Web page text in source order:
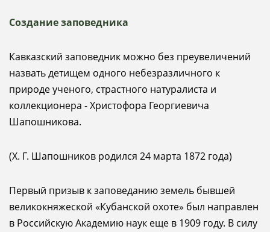
Создание заповедника
Кавказский заповедник можно без преувеличений
назвать детищем одного небезразличного к
природе ученого, страстного натуралиста и
коллекционера - Христофора Георгиевича
Шапошникова.
(Х. Г. Шапошников родился 24 марта 1872 года)
Первый призыв к заповеданию земель бывшей
великокняжеской «Кубанской охоте» был направлен
в Российскую Академию наук еще в 1909 году. В силу